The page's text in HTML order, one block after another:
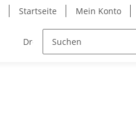
Startseite Mein Konto
Drehkonsolen